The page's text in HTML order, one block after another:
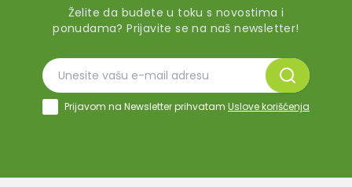
Želite da budete u toku s novostima i
ponudama? Prijavite se na naš newsletter!
Prijavom na Newsletter prihvatam Uslove korišćenja